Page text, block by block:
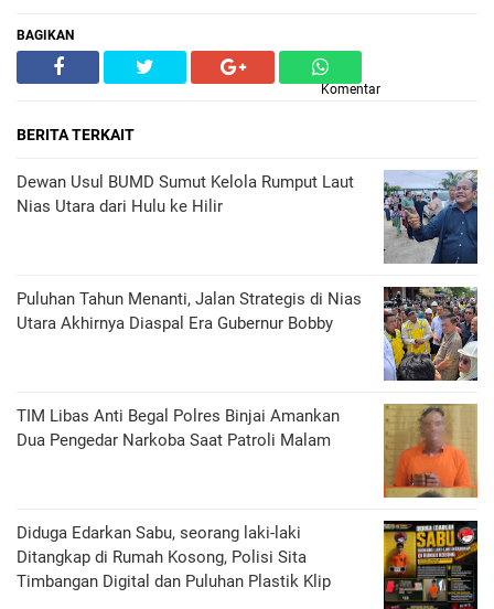
BAGIKAN
Komentar
BERITA TERKAIT
Dewan Usul BUMD Sumut Kelola Rumput Laut
Nias Utara dari Hulu ke Hilir
Puluhan Tahun Menanti, Jalan Strategis di Nias
Utara Akhirnya Diaspal Era Gubernur Bobby
TIM Libas Anti Begal Polres Binjai Amankan
Dua Pengedar Narkoba Saat Patroli Malam
Diduga Edarkan Sabu, seorang laki-laki
Ditangkap di Rumah Kosong, Polisi Sita
Timbangan Digital dan Puluhan Plastik Klip